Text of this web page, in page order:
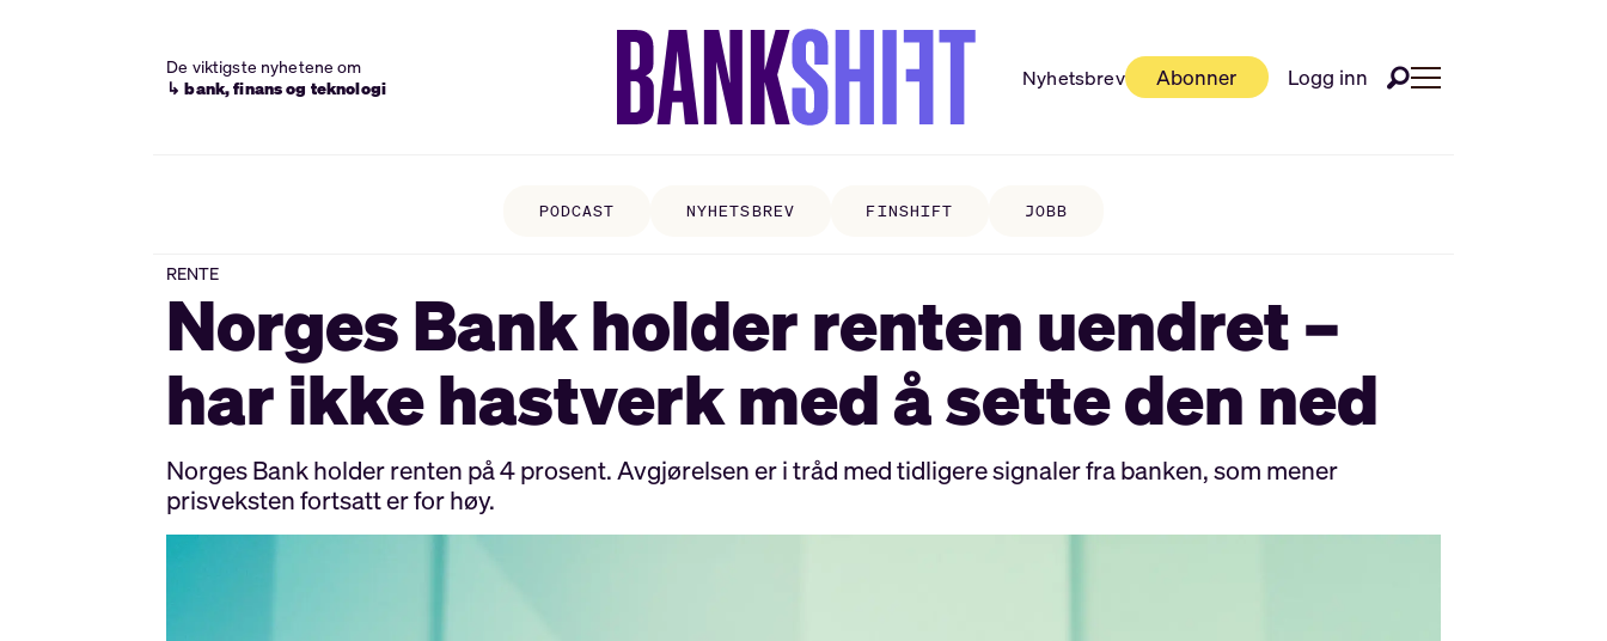
De viktigste nyhetene om
↳ bank, finans og teknologi
Nyhetsbrev Abonner Logg inn
PODCAST NYHETSBREV FINSHIFT JOBB
RENTE
Norges Bank holder renten uendret –
har ikke hastverk med å sette den ned
Norges Bank holder renten på 4 prosent. Avgjørelsen er i tråd med tidligere signaler fra banken, som mener
prisveksten fortsatt er for høy.